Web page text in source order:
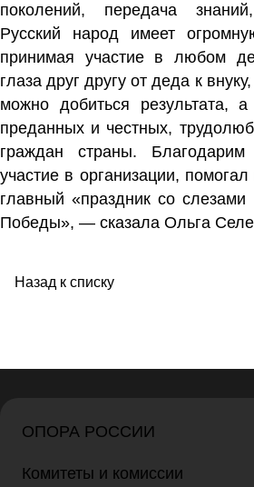
поколений, передача
Русский народ имеет
принимая участие в любом
глаза друг другу от деда к
можно добиться результата,
преданных и честных,
граждан страны.
участие в организации,
главный «праздник со
Победы», — сказала Ольга
Назад к списку
ОПОРА РОССИИ
Комитеты и комиссии